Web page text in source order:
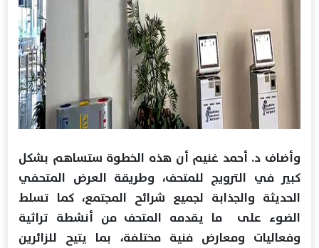
وأضاف د. أحمد غنيم أن هذه الخطوة ستساهم بشكل
كبير في الترويج للمتحف، وطريقة العرض المتحفي
الحديثة والجذابة لجميع شرائح المجتمع، كما تسلط
الضوء على ما يقدمه المتحف من أنشطة تراثية
وفعاليات ومعارض فنية مختلفة، بما يتيح للزائرين